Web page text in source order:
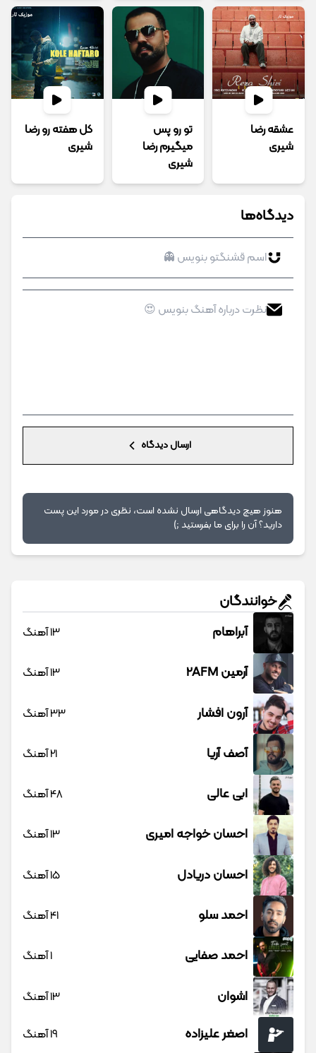
عشقه رضا
شیری
تو رو پس
میگیرم رضا
شیری
کل هفته رو رضا
شیری
دیدگاه‌ها
ارسال دیدگاه
هنوز هیچ دیدگاهی ارسال نشده است، نظری در مورد این پست
دارید؟ آن را برای ما بفرستید ;)
خوانندگان
آبراهام 13 آهنگ
آرمین 2AFM 13 آهنگ
آرون افشار 33 آهنگ
آصف آریا 21 آهنگ
ابی عالی 48 آهنگ
احسان خواجه امیری 13 آهنگ
احسان دریادل 15 آهنگ
احمد سلو 41 آهنگ
احمد صفایی 1 آهنگ
اشوان 13 آهنگ
اصغر علیزاده 19 آهنگ